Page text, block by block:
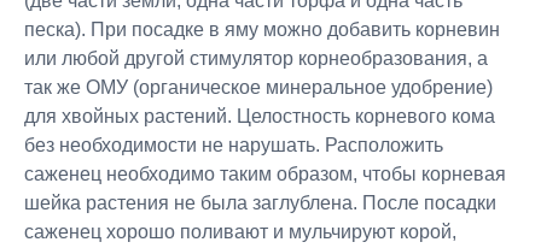
песка). При посадке в яму можно добавить корневин
или любой другой стимулятор корнеобразования, а
так же ОМУ (органическое минеральное удобрение)
для хвойных растений. Целостность корневого кома
без необходимости не нарушать. Расположить
саженец необходимо таким образом, чтобы корневая
шейка растения не была заглублена. После посадки
саженец хорошо поливают и мульчируют корой,